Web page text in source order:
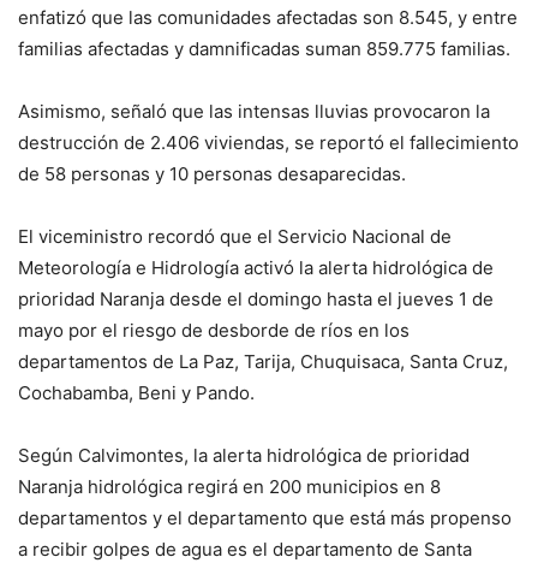
enfatizó que las comunidades afectadas son 8.545, y entre
familias afectadas y damnificadas suman 859.775 familias.
Asimismo, señaló que las intensas lluvias provocaron la
destrucción de 2.406 viviendas, se reportó el fallecimiento
de 58 personas y 10 personas desaparecidas.
El viceministro recordó que el Servicio Nacional de
Meteorología e Hidrología activó la alerta hidrológica de
prioridad Naranja desde el domingo hasta el jueves 1 de
mayo por el riesgo de desborde de ríos en los
departamentos de La Paz, Tarija, Chuquisaca, Santa Cruz,
Cochabamba, Beni y Pando.
Según Calvimontes, la alerta hidrológica de prioridad
Naranja hidrológica regirá en 200 municipios en 8
departamentos y el departamento que está más propenso
a recibir golpes de agua es el departamento de Santa